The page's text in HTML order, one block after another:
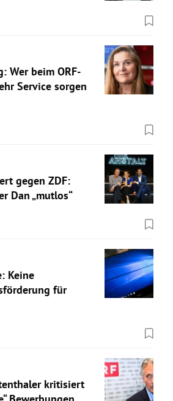
Wer beim ORF-
Service sorgen
gegen ZDF:
Dan „mutlos“
Keine
für
kritisiert